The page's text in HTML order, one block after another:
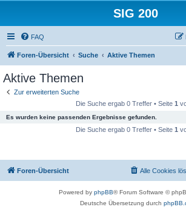
SIG 200
FAQ
Foren-Übersicht Suche Aktive Themen
Aktive Themen
Zur erweiterten Suche
Die Suche ergab 0 Treffer • Seite 1
Es wurden keine passenden Ergebnisse gefunden.
Die Suche ergab 0 Treffer • Seite 1
Foren-Übersicht Alle Cookies
Powered by phpBB® Forum Software ©
Deutsche Übersetzung durch